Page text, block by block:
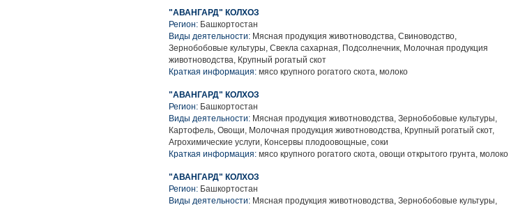
"АВАНГАРД" КОЛХОЗ
Регион: Башкортостан
Виды деятельности: Мясная продукция животноводства, Свиноводство,
Зернобобовые культуры, Свекла сахарная, Подсолнечник, Молочная продукция
животноводства, Крупный рогатый скот
Краткая информация: мясо крупного рогатого скота, молоко
"АВАНГАРД" КОЛХОЗ
Регион: Башкортостан
Виды деятельности: Мясная продукция животноводства, Зернобобовые культуры,
Картофель, Овощи, Молочная продукция животноводства, Крупный рогатый скот,
Агрохимические услуги, Консервы плодоовощные, соки
Краткая информация: мясо крупного рогатого скота, овощи открытого грунта, молоко
"АВАНГАРД" КОЛХОЗ
Регион: Башкортостан
Виды деятельности: Мясная продукция животноводства, Зернобобовые культуры,